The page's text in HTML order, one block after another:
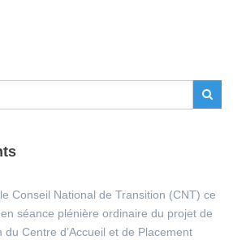
Conseil National de Transition (CNT) ce
séance plénière ordinaire du projet de
du Centre d’Accueil et de Placement